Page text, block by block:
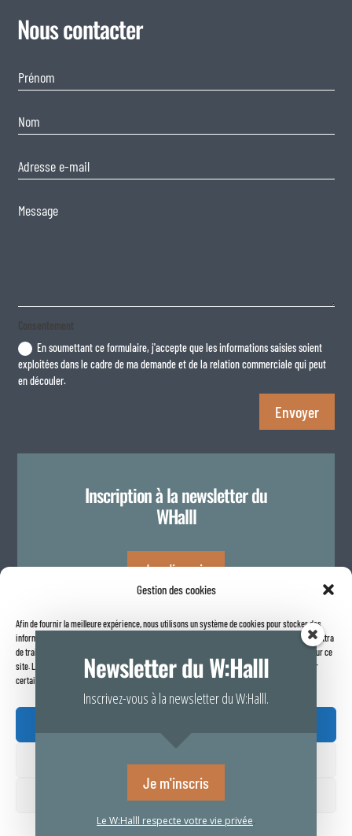
Gestion des cookies
Afin de fournir la meilleure expérience, nous utilisons un système de cookies pour stocker des
informations sur votre navigateur internet. Le fait de consentir à ces technologies nous permettra
de traiter des données telles que le comportement de navigation ou les identifiants uniques sur ce
site. Le fait de ne pas consentir ou de retirer son consentement peut avoir un effet négatif sur
certaines caractéristiques et fonctions.
Nous contacter
Consentement
En soumettant ce formulaire, j'accepte que les informations saisies soient
exploitées dans le cadre de ma demande et de la relation commerciale qui peut
en découler.
Envoyer
Inscription à la newsletter du
WHalll
Je m'inscris
Rapport de transparence 2025
Newsletter du W:Halll
Inscrivez-vous à la newsletter du W:Halll.
Je m'inscris
Le W:Halll respecte votre vie privée.